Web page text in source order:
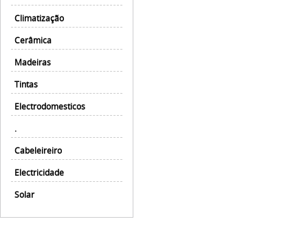
Climatização
Cerâmica
Madeiras
Tintas
Electrodomesticos
.
Cabeleireiro
Electricidade
Solar